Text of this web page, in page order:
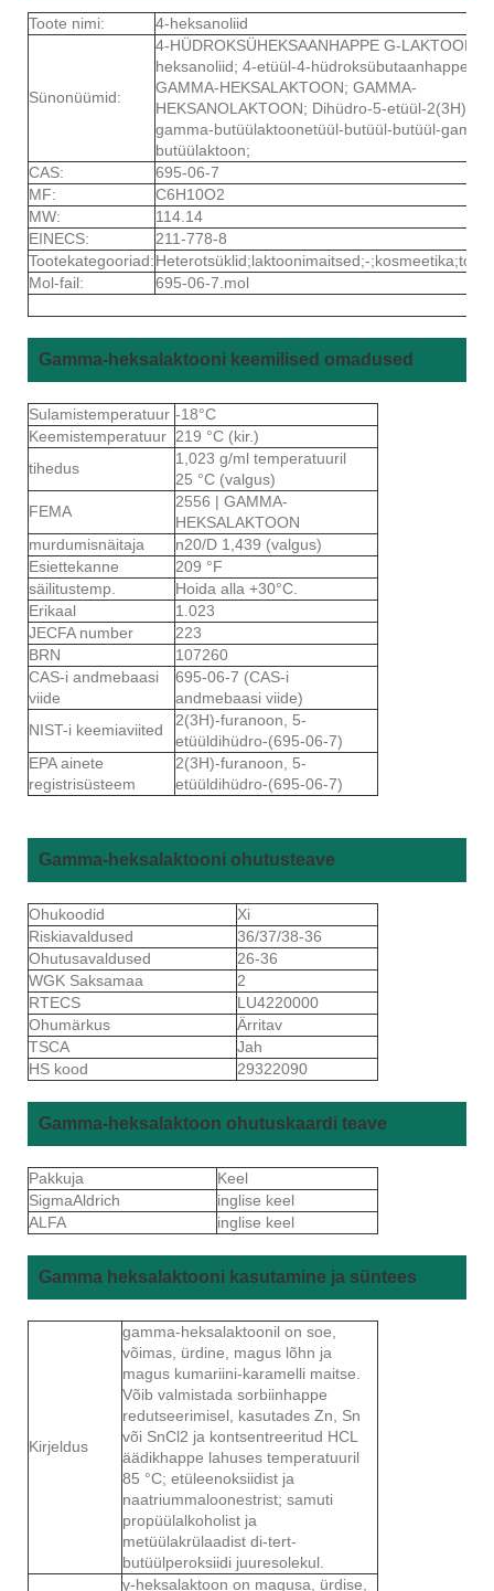
Toote nimi: 4-heksanoliid
Sünonüümid:
4-HÜDROKSÜHEKSAANHAPPE G-LAKTOON;
heksanoliid; 4-etüül-4-hüdroksübutaanhappe
GAMMA-HEKSALAKTOON; GAMMA-
HEKSANOLAKTOON; Dihüdro-5-etüül-2(3H)-
gamma-butüülaktoonetüül-butüül-butüül-
butüülaktoon;
CAS:
695-06-7
MF:
C6H10O2
MW:
114.14
EINECS:
211-778-8
Tootekategooriad:Heterotsüklid;laktoonimaitsed;-
Mol-fail:
695-06-7.mol
Gamma-heksalaktooni keemilised omadused
Sulamistemperatuur -18°C
Keemistemperatuur 219 °C (kir.)
tihedus
1,023 g/ml temperatuuril
25 °C (valgus)
FEMA
2556 | GAMMA-
HEKSALAKTOON
murdumisnäitaja
n20/D 1,439 (valgus)
Esiettekanne
209 °F
säilitustemp.
Hoida alla +30°C.
Erikaal
1.023
JECFA number
223
BRN
107260
CAS-i andmebaasi
viide
695-06-7 (CAS-i
andmebaasi viide)
NIST-i keemiaviited
2(3H)-furanoon, 5-
etüüldihüdro-(695-06-7)
EPA ainete
registrisüsteem
2(3H)-furanoon, 5-
etüüldihüdro-(695-06-7)
Gamma-heksalaktooni ohutusteave
Ohukoodid
Xi
Riskiavaldused
36/37/38-36
Ohutusavaldused
26-36
WGK Saksamaa
2
RTECS
LU4220000
Ohumärkus
Ärritav
TSCA
Jah
HS kood
29322090
Gamma-heksalaktoon ohutuskaardi teave
Pakkuja
Keel
SigmaAldrich
inglise keel
ALFA
inglise keel
Gamma heksalaktooni kasutamine ja süntees
Kirjeldus
gamma-heksalaktoonil on soe,
võimas, ürdine, magus lõhn ja
magus kumariini-karamelli maitse.
Võib valmistada sorbiinhappe
redutseerimisel, kasutades Zn, Sn
või SnCl2 ja kontsentreeritud HCL
äädikhappe lahuses temperatuuril
85 °C; etüleenoksiidist ja
naatriummaloonestrist; samuti
propüülalkoholist ja
metüülakrülaadist di-tert-
butüülperoksiidi juuresolekul.
γ-heksalaktoon on magusa, ürdise,